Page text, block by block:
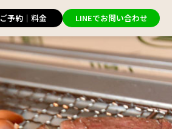
ご予約｜料金 LINEでお問い合わせ